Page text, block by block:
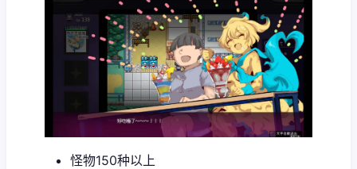
怪物150种以上